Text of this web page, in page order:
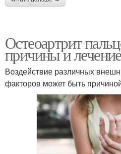
Остеоартрит
причины и лечение
Воздействие различных
факторов может быть